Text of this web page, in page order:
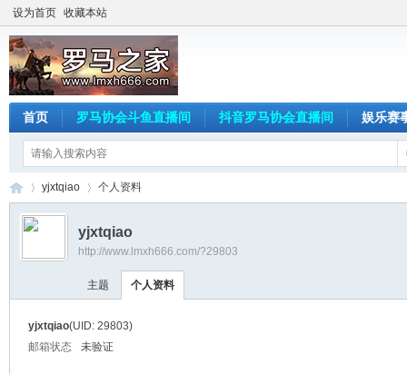
设为首页 收藏本站
首页 罗马协会斗鱼直播间 抖音罗马协会直播间 娱乐赛
›
yjxtqiao 个人资料
yjxtqiao
http://www.lmxh666.com/?29803
主题 个人资料
yjxtqiao(UID: 29803)
邮箱状态
未验证